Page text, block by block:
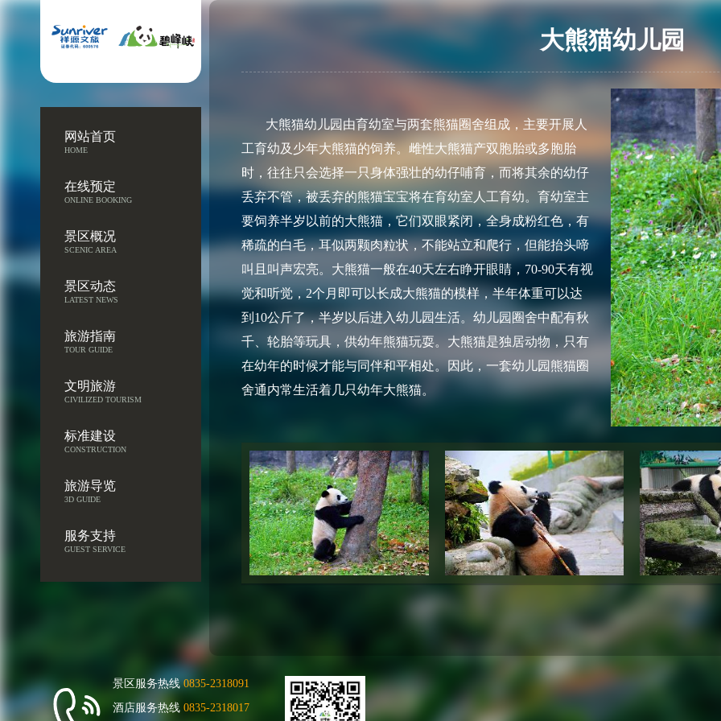
网站首页
HOME
在线预定
ONLINE BOOKING
景区概况
SCENIC AREA
景区动态
LATEST NEWS
旅游指南
TOUR GUIDE
文明旅游
CIVILIZED TOURISM
标准建设
CONSTRUCTION
旅游导览
3D GUIDE
服务支持
GUEST SERVICE
大熊猫幼儿园
大熊猫幼儿园由育幼室与两套熊猫圈舍组成，主要开展人
工育幼及少年大熊猫的饲养。雌性大熊猫产双胞胎或多胞胎
时，往往只会选择一只身体强壮的幼仔哺育，而将其余的幼仔
丢弃不管，被丢弃的熊猫宝宝将在育幼室人工育幼。育幼室主
要饲养半岁以前的大熊猫，它们双眼紧闭，全身成粉红色，有
稀疏的白毛，耳似两颗肉粒状，不能站立和爬行，但能抬头啼
叫且叫声宏亮。大熊猫一般在40天左右睁开眼睛，70-90天有视
觉和听觉，2个月即可以长成大熊猫的模样，半年体重可以达
到10公斤了，半岁以后进入幼儿园生活。幼儿园圈舍中配有秋
千、轮胎等玩具，供幼年熊猫玩耍。大熊猫是独居动物，只有
在幼年的时候才能与同伴和平相处。因此，一套幼儿园熊猫圈
舍通内常生活着几只幼年大熊猫。
景区服务热线 0835-2318091
酒店服务热线 0835-2318017